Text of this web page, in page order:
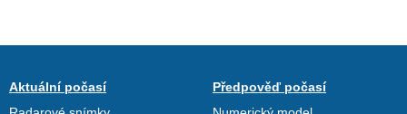
Aktuální počasí
Předpověď počasí